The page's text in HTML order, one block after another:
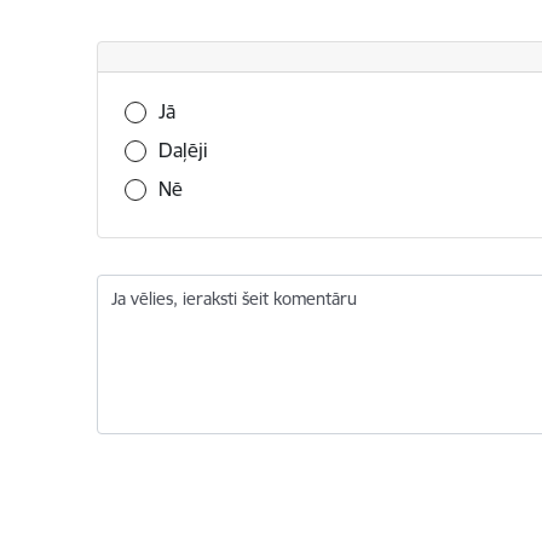
Vai šī informācija bija noderīga?
Jā
Daļēji
Nē
Ja vēlies, ieraksti šeit komentāru